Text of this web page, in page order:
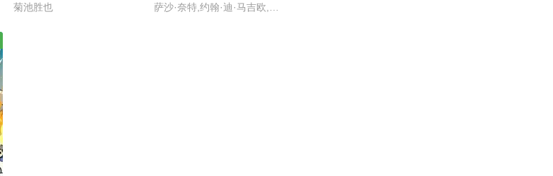
菊池胜也 萨沙·奈特,约翰·迪·马吉欧,汤姆·肯尼,海登·瓦尔希,奥利维亚·奥尔森,杨泫贞